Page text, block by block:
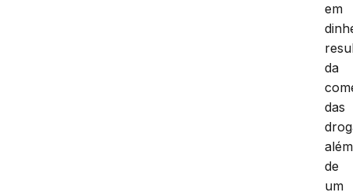
em
da
das
além
de
um